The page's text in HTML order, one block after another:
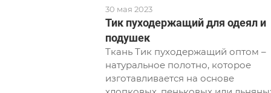
30 мая 2023
Тик пуходержащий для одеял и
подушек
Ткань Тик пуходержащий оптом –
натуральное полотно, которое
изготавливается на основе